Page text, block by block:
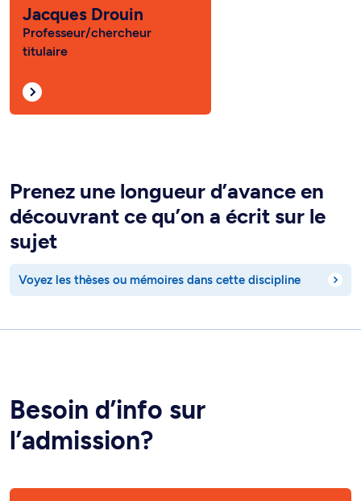
Jacques Drouin
Professeur/chercheur
titulaire
Prenez une longueur d’avance en
découvrant ce qu’on a écrit sur le
sujet
Voyez les thèses ou mémoires dans cette discipline
Besoin d’info sur
l’admission?